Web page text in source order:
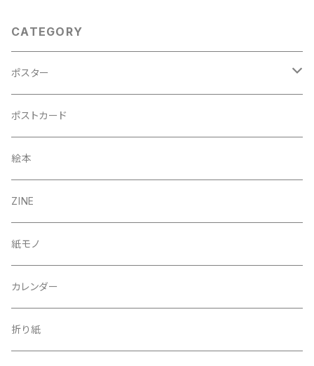
CATEGORY
ポスター
A3
B5（額入り）
A4
50×70cm
ポストカード
絵本
ZINE
紙モノ
カレンダー
折り紙